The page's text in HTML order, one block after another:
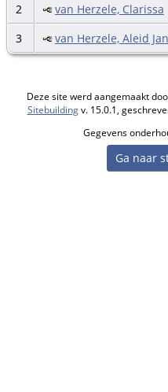
2
van Herzele, Clarissa
3
van Herzele, Aleid
Deze site werd aangemaakt
Sitebuildingv. 15.0.1,
Gegevens
Ga naar